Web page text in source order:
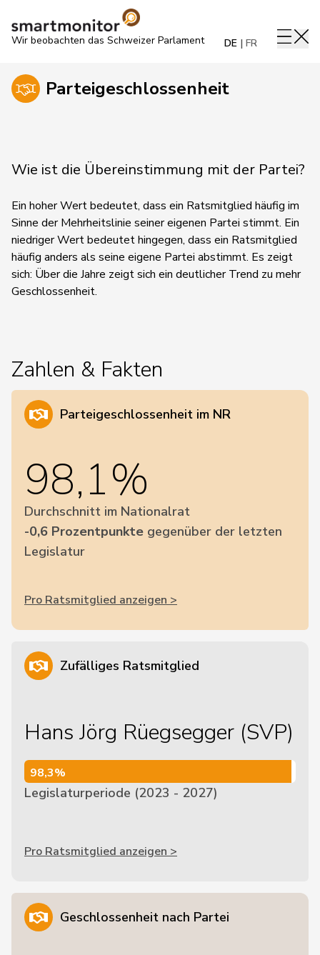
Wir beobachten das Schweizer Parlament DE FR
Parteigeschlossenheit
Wie ist die Übereinstimmung mit der Partei?
Ein hoher Wert bedeutet, dass ein Ratsmitglied häufig im
Sinne der Mehrheitslinie seiner eigenen Partei stimmt. Ein
niedriger Wert bedeutet hingegen, dass ein Ratsmitglied
häufig anders als seine eigene Partei abstimmt. Es zeigt
sich: Über die Jahre zeigt sich ein deutlicher Trend zu mehr
Geschlossenheit.
Zahlen & Fakten
Parteigeschlossenheit im NR
98,1%
Durchschnitt im Nationalrat
-0,6 Prozentpunkte gegenüber der letzten
Legislatur
Pro Ratsmitglied anzeigen >
Zufälliges Ratsmitglied
Hans Jörg Rüegsegger (SVP)
98,3%
98,3%
Legislaturperiode (2023 - 2027)
Pro Ratsmitglied anzeigen >
Geschlossenheit nach Partei